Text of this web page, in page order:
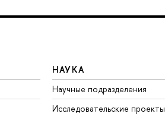
НАУКА
Научные подразделения
Исследовательские проекты